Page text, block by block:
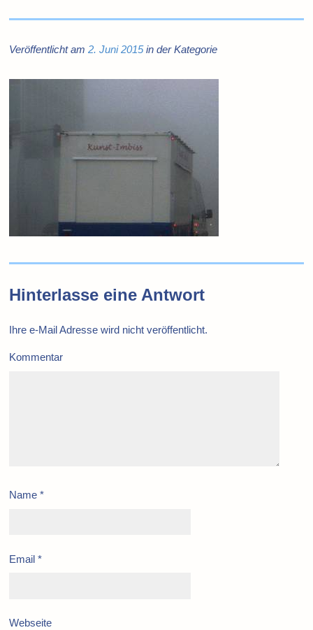
Veröffentlicht am2. Juni 2015in der Kategorie
Hinterlasse eine Antwort
Ihre e-Mail Adresse wird nicht veröffentlicht.
Kommentar
Name *
Email *
Webseite